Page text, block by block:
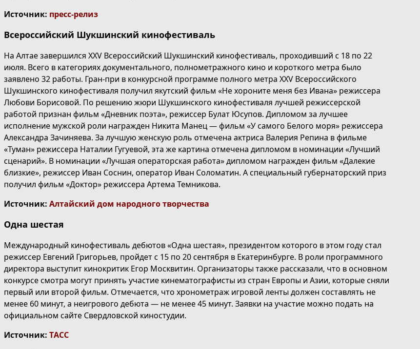
Источник: пресс-релиз
Всероссийский Шукшинский кинофестиваль
На Алтае завершился XXV Всероссийский Шукшинский кинофестиваль, проходивший с 18 по 22
июля. Всего в категориях документального, полнометражного кино и короткого метра было
заявлено 32 работы. Гран-при в конкурсной программе полного метра XXV Всероссийского
Шукшинского кинофестиваля получил якутский фильм «Не хороните меня без Ивана» режиссера
Любови Борисовой. По решению жюри Шукшинского кинофестиваля лучшей режиссерской
работой признан фильм «Дневник поэта», режиссер Булат Юсупов. Дипломом за лучшее
исполнение мужской роли награжден Никита Манец — фильм «У самого Белого моря» режиссера
Александра Зачиняева. За лучшую женскую роль отмечена актриса Валерия Репина в фильме
«Туман» режиссера Наталии Гугуевой, эта же картина отмечена дипломом в номинации «Лучший
сценарий». В номинации «Лучшая операторская работа» дипломом награжден фильм «Далекие
близкие», режиссер Иван Соснин, оператор Иван Соломатин. А специальный губернаторский приз
получил фильм «Доктор» режиссера Артема Темникова.
Источник: Алтайский дом народного творчества
Одна шестая
Международный кинофестиваль дебютов «Одна шестая», президентом которого в этом году стал
режиссер Евгений Григорьев, пройдет с 15 по 20 сентября в Екатеринбурге. В роли программного
директора выступит кинокритик Егор Москвитин. Организаторы также рассказали, что в основном
конкурсе смотра могут принять участие кинематографисты из стран Европы и Азии, которые сняли
первый или второй фильм. Отмечается, что хронометраж игровой ленты должен составлять не
менее 60 минут, а неигрового дебюта — не менее 45 минут. Заявки на участие можно подать на
официальном сайте Свердловской киностудии.
Источник: ТАСС